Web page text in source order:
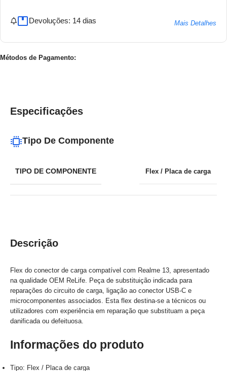
Devoluções: 14 dias Mais Detalhes
Métodos de Pagamento:
Descrição
Flex do conector de carga compatível com Realme 13, apresentado
na qualidade OEM ReLife. Peça de substituição indicada para
reparações do circuito de carga, ligação ao conector USB-C e
microcomponentes associados. Esta flex destina-se a técnicos ou
utilizadores com experiência em reparação que substituam a peça
danificada ou defeituosa.
Informações do produto
Tipo: Flex / Placa de carga
Especificações
Tipo De Componente
TIPO DE COMPONENTE Flex / Placa de carga